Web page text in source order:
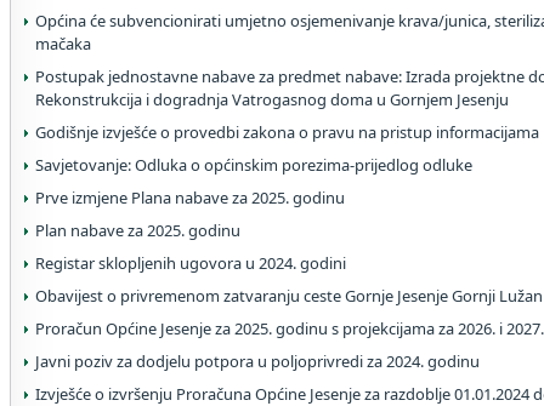
Općina će subvencionirati umjetno osjemenivanje krava/junica,
mačaka
Postupak jednostavne nabave za predmet nabave: Izrada projektne
Rekonstrukcija i dogradnja Vatrogasnog doma u Gornjem Jesenju
Godišnje izvješće o provedbi zakona o pravu na pristup informacijama
Savjetovanje: Odluka o općinskim porezima-prijedlog odluke
Prve izmjene Plana nabave za 2025. godinu
Plan nabave za 2025. godinu
Registar sklopljenih ugovora u 2024. godini
Obavijest o privremenom zatvaranju ceste Gornje Jesenje Gornji
Proračun Općine Jesenje za 2025. godinu s projekcijama za 2026. i
Javni poziv za dodjelu potpora u poljoprivredi za 2024. godinu
Izvješće o izvršenju Proračuna Općine Jesenje za razdoblje 01.01.2024